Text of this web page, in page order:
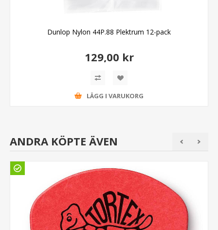
Dunlop Nylon 44P.88 Plektrum 12-pack
129,00 kr
LÄGG I VARUKORG
ANDRA KÖPTE ÄVEN